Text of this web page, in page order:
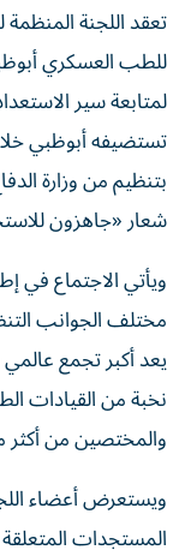
تعقد اللجنة
لمتابعة سير
بتنظيم من وزارة
شعار «جاهزون
ويأتي الاجتماع في
مختلف الجوانب
يعد أكبر تجمع
نخبة من القيادات
والمختصين من أكثر من 120
ويستعرض أعضاء
المستجدات